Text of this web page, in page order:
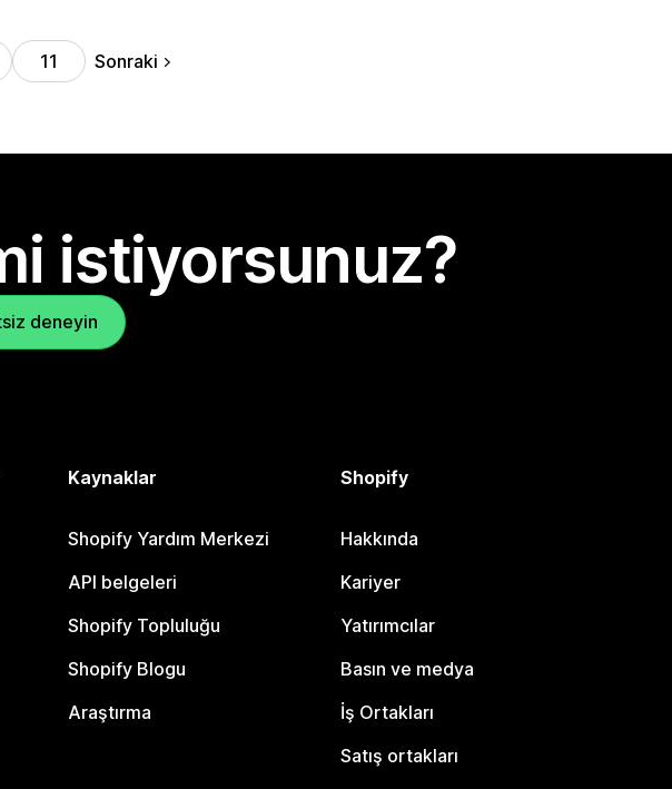
11 Sonraki
istiyorsunuz?
deneyin
Kaynaklar
Shopify Yardım Merkezi
API belgeleri
Shopify Topluluğu
Shopify Blogu
Araştırma
Shopify
Hakkında
Kariyer
Yatırımcılar
Basın ve medya
İş Ortakları
Satış ortakları